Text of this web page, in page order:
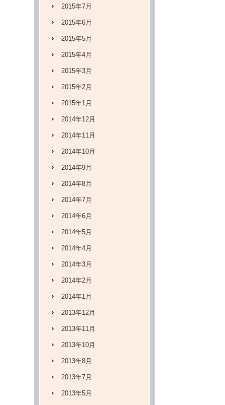
2015年7月
2015年6月
2015年5月
2015年4月
2015年3月
2015年2月
2015年1月
2014年12月
2014年11月
2014年10月
2014年9月
2014年8月
2014年7月
2014年6月
2014年5月
2014年4月
2014年3月
2014年2月
2014年1月
2013年12月
2013年11月
2013年10月
2013年8月
2013年7月
2013年5月